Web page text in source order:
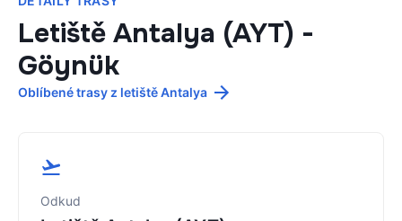
Letiště Antalya (AYT) -
Göynük
Oblíbené trasy z letiště Antalya
Odkud